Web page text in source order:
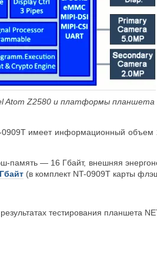
Atom Z2580 и платформы планшета
имеет информационный объем
память — 16 Гбайт, внешняя
(в комплект NT-0909T карты
тестирования планшета